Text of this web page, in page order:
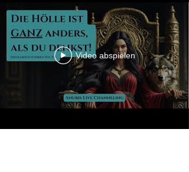
Video abspielen